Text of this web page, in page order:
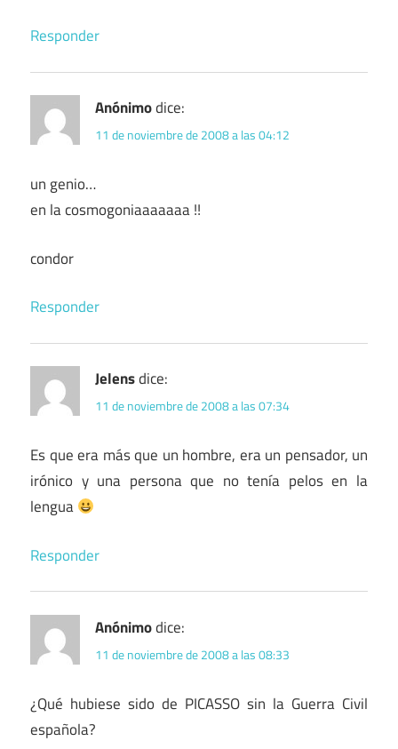
Responder
Anónimodice:
11 de noviembre de 2008 a las 04:12
un genio…
en la cosmogoniaaaaaaa !!
condor
Responder
Jelensdice:
11 de noviembre de 2008 a las 07:34
Es que era más que un hombre, era un pensador, un
irónico y una persona que no tenía pelos en la
lengua
Responder
Anónimodice:
11 de noviembre de 2008 a las 08:33
¿Qué hubiese sido de PICASSO sin la Guerra Civil
española?